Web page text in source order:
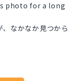
photo for a long
、なかなか見つから